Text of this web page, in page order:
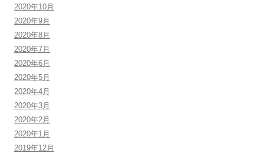
2020年10月
2020年9月
2020年8月
2020年7月
2020年6月
2020年5月
2020年4月
2020年3月
2020年2月
2020年1月
2019年12月